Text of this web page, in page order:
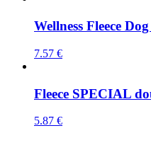
Wellness Fleece
7.57 €
Fleece SPECIAL
5.87 €